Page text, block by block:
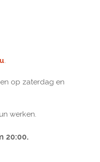
.
op zaterdag en
werken.
20:00​​​​.